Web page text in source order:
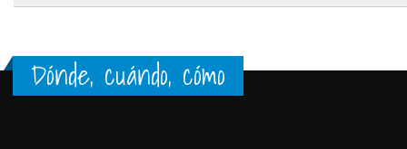
Dónde, cuándo, cómo